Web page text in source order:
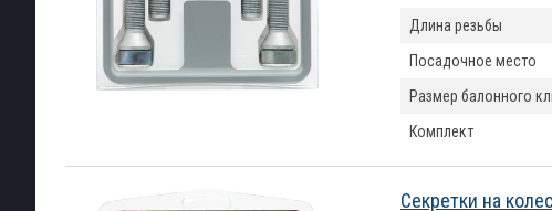
Длина резьбы
Посадочное место
Размер балонного
Комплект
Секретки на